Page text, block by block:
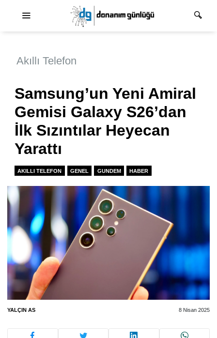
Akıllı Telefon
Samsung’un Yeni Amiral
Gemisi Galaxy S26’dan
İlk Sızıntılar Heyecan
Yarattı
AKILLI TELEFON GENEL GUNDEM HABER
YALÇIN AS 8 Nisan 2025